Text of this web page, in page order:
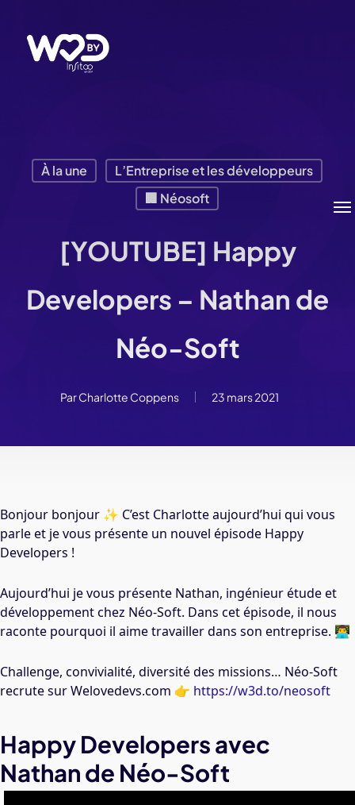
contenu
principal
À la une
L’Entreprise et les développeurs
🏢 Néosoft
[YOUTUBE] Happy
Developers – Nathan de
Néo-Soft
ParCharlotte Coppens 23 mars 2021
Bonjour bonjour ✨ C’est Charlotte aujourd’hui qui vous
parle et je vous présente un nouvel épisode Happy
Developers !
Aujourd’hui je vous présente Nathan, ingénieur étude et
développement chez Néo-Soft. Dans cet épisode, il nous
raconte pourquoi il aime travailler dans son entreprise. 👨‍💻
Challenge, convivialité, diversité des missions… Néo-Soft
recrute sur Welovedevs.com 👉 https://w3d.to/neosoft
Happy Developers avec
Nathan de Néo-Soft